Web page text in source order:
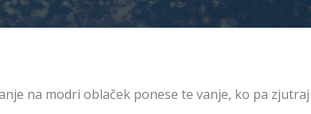
na modri oblaček ponese te vanje, ko pa